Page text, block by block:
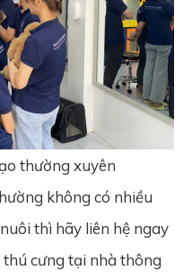
thường xuyên
không có nhiều
thì hãy liên hệ ngay
thú cưng tại nhà thông